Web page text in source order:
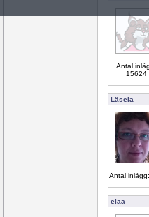
Antal
15624
Läsela
Antal
elaa